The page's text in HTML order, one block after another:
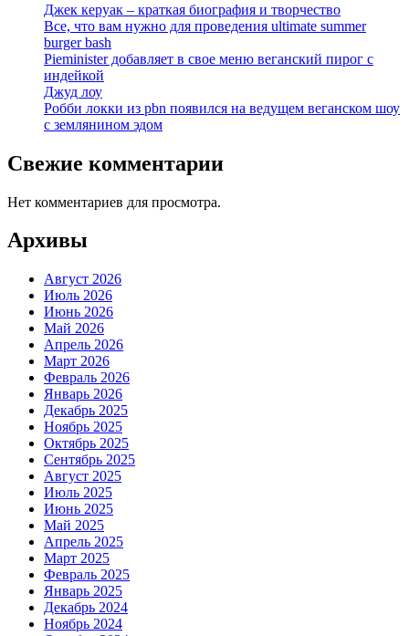
Джек керуак – краткая биография и творчество
Все, что вам нужно для проведения ultimate summer
burger bash
Pieminister добавляет в свое меню веганский пирог с
индейкой
Джуд лоу
Робби локки из pbn появился на ведущем веганском шоу
с землянином эдом
Свежие комментарии
Нет комментариев для просмотра.
Архивы
Август 2026
Июль 2026
Июнь 2026
Май 2026
Апрель 2026
Март 2026
Февраль 2026
Январь 2026
Декабрь 2025
Ноябрь 2025
Октябрь 2025
Сентябрь 2025
Август 2025
Июль 2025
Июнь 2025
Май 2025
Апрель 2025
Март 2025
Февраль 2025
Январь 2025
Декабрь 2024
Ноябрь 2024